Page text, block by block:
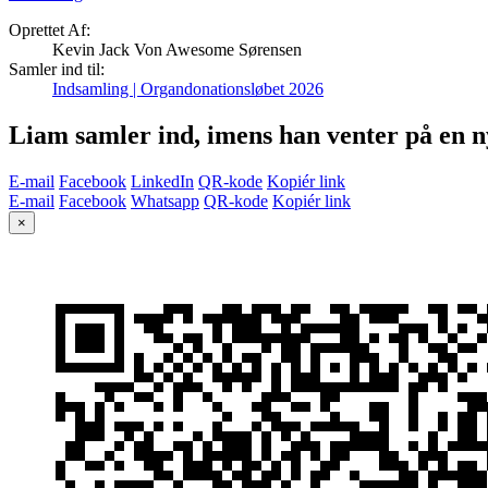
Oprettet Af:
Kevin Jack Von Awesome Sørensen
Samler ind til:
Indsamling | Organdonationsløbet 2026
Liam samler ind, imens han venter på en
E-mail Facebook LinkedIn QR-kode Kopiér link
E-mail Facebook Whatsapp QR-kode Kopiér link
×